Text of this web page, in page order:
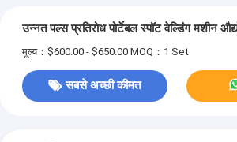
उन्नत पल्स प्रतिरोध पोर्टेबल स्पॉट वेल्डिंग मशीन
मूल्य：$600.00 - $650.00 MOQ：1 Set
सबसे अच्छी कीमत